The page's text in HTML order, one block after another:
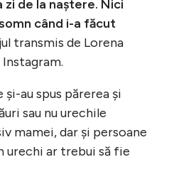
de la naștere. Nici
când i-a făcut
transmis de Lorena
au spus părerea și
sau nu urechile
mamei, dar și persoane
urechi ar trebui să fie